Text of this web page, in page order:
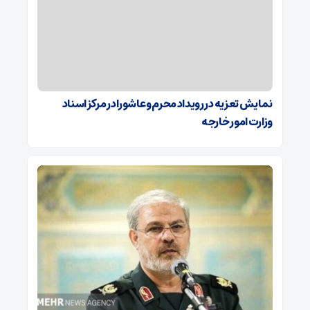
نمایش تعزیه در رویداد محرم و عاشورا در مرکز اسناد
وزارت امور خارجه